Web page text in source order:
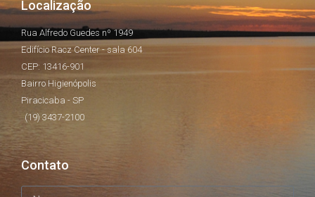
Localização
Rua Alfredo Guedes nº 1949
Edifício Racz Center - sala 604
CEP: 13416-901
Bairro Higienópolis
Piracicaba - SP
(19) 3437-2100
Contato